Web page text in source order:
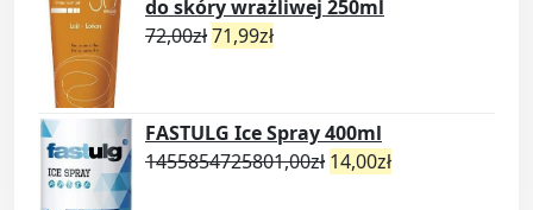
do skóry wrażliwej 250ml
72,00zł71,99zł
FASTULG Ice Spray 400ml
1455854725801,00zł 14,00zł